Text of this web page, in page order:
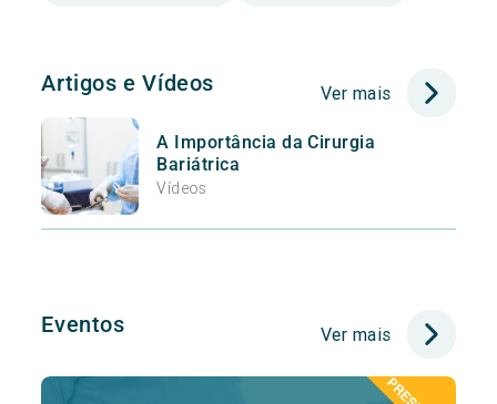
Artigos e Vídeos Ver mais
A Importância da Cirurgia
Bariátrica
Vídeos
Eventos Ver mais